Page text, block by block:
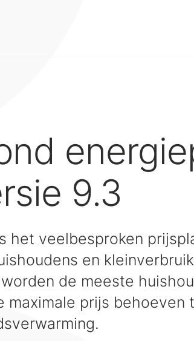
9.3
het veelbesproken
en
de meeste
maximale prijs behoeven